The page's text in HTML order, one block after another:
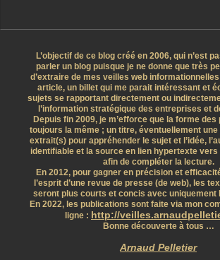
L’objectif de ce blog créé en 2006, qui n’est
parler un blog puisque je ne donne que très
d’extraire de mes veilles web
article, un billet qui me parait intéressant et
sujets se rapportant directement ou
l’information stratégique des entreprises et
Depuis fin 2009, je m’efforce que la forme
toujours la même ; un titre, éventuellement une
extrait(s) pour appréhender le sujet et l’idée,
identifiable et la source en lien hypertexte vers
afin de compléter la lecture.
En 2012, pour gagner en précision et
l’esprit d’une revue de presse (de web), les
seront plus courts et concis avec uniquement
En 2022, les publications sont faite via mon
ligne : http://
Bonne découverte à tous …
Arnaud Pelletier